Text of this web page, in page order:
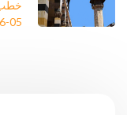
خطب
05